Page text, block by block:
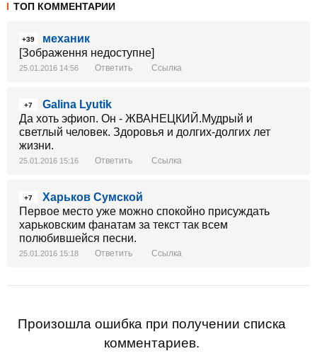
ТОП КОММЕНТАРИИ
+39
механик
[Зображення недоступне]
25.01.2016 14:56 Ответить Ссылка
+7
Galina Lyutik
Да хоть эфиоп. Он - ЖВАНЕЦКИЙ.Мудрый и
светлый человек. Здоровья и долгих-долгих лет
жизни.
25.01.2016 15:16 Ответить Ссылка
+7
Харьков Сумской
Первое место уже можно спокойно присуждать
харьковским фанатам за текст так всем
полюбившейся песни.
25.01.2016 15:18 Ответить Ссылка
Произошла ошибка при получении списка
комментариев.